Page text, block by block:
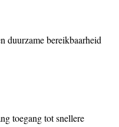
duurzame bereikbaarheid
toegang tot snellere